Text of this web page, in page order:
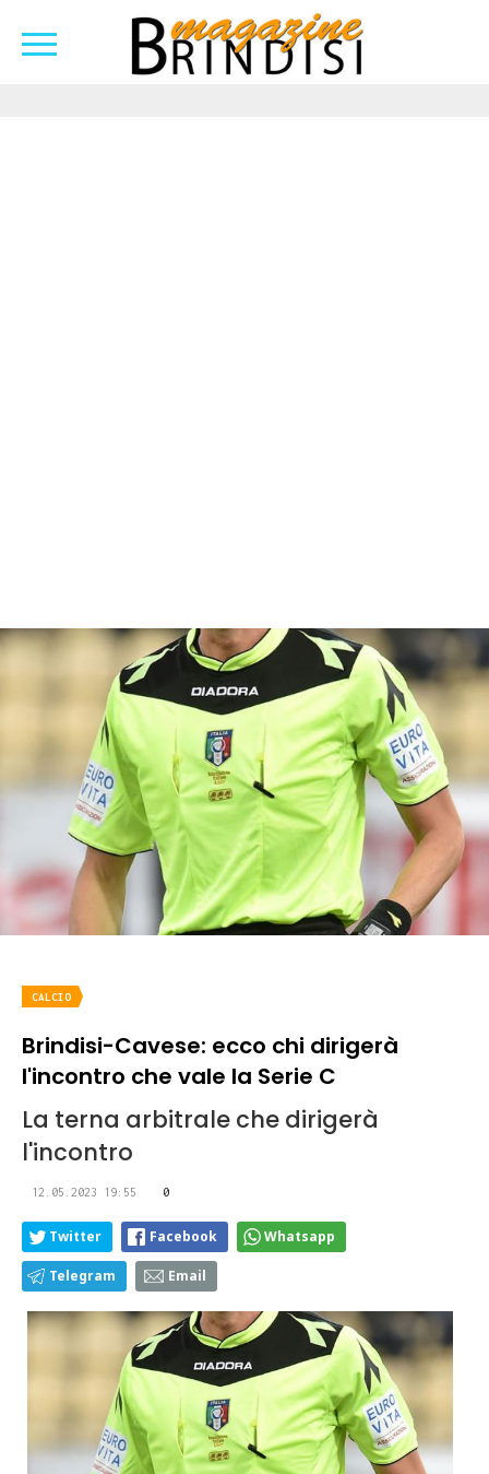
CALCIO
Brindisi-Cavese: ecco chi dirigerà
l'incontro che vale la Serie C
La terna arbitrale che dirigerà
l'incontro
12.05.2023 19:55 0
Twitter Facebook Whatsapp
Telegram Email